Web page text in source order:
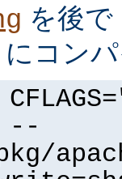
を後
コン
--